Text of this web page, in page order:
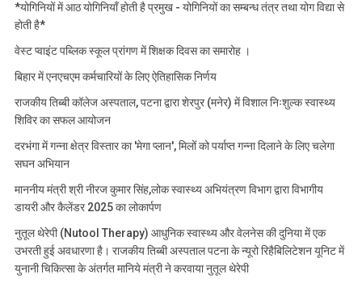
*योगिनियों में आठ योगिनियाँ होती है प्रमुख - योगिनियों का सम्बन्ध तंत्र तथा योग विद्या से
होती है*
वेस्ट प्वाइंट पब्लिक स्कूल प्रांगण में शिक्षक दिवस का समारोह ।
बिहार में एनएचएम कर्मचारियों के लिए ऐतिहासिक निर्णय
राजकीय तिब्बी कॉलेज अस्पताल, पटना द्वारा शेरपुर (मनेर) में विशाल निःशुल्क स्वास्थ्य
शिविर का सफल आयोजन
दरभंगा में गन्ना क्षेत्र विस्तार का 'मेगा प्लान', मिलों को पर्याप्त गन्ना दिलाने के लिए चलेगा
सघन अभियान
माननीय मंत्री श्री नीरज कुमार सिंह,लोक स्वास्थ्य अभियंत्रण विभाग द्वारा विभागीय
डायरी और कैलेंडर 2025 का लोकार्पण
नुतूल थेरेपी (Nutool Therapy) आधुनिक स्वास्थ्य और वेलनेस की दुनिया में एक
उभरती हुई अवधारणा है। राजकीय तिब्बी अस्पताल पटना के न्यूरो रिहैबिलिटेशन यूनिट में
युनानी चिकित्सा के अंतर्गत मानिये मंत्री ने करवाया नुतूल थेरेपी